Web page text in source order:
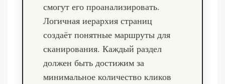
смогут его проанализировать.
Логичная иерархия страниц
создаёт понятные маршруты для
сканирования. Каждый раздел
должен быть достижим за
минимальное количество кликов